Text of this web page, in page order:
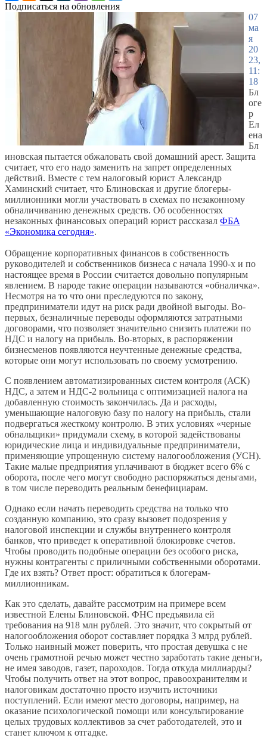
Подписаться на обновления
07
ма
я
20
23,
11:
18
Бл
оге
р
Ел
ена
Бл
иновская пытается обжаловать свой домашний арест. Защита
считает, что его надо заменить на запрет определенных
действий. Вместе с тем налоговый юрист Александр
Хаминский считает, что Блиновская и другие блогеры-
миллионники могли участвовать в схемах по незаконному
обналичиванию денежных средств. Об особенностях
незаконных финансовых операций юрист рассказал ФБА
«Экономика сегодня».
Обращение корпоративных финансов в собственность
руководителей и собственников бизнеса с начала 1990-х и по
настоящее время в России считается довольно популярным
явлением. В народе такие операции называются «обналичка».
Несмотря на то что они преследуются по закону,
предприниматели идут на риск ради двойной выгоды. Во-
первых, безналичные переводы оформляются затратными
договорами, что позволяет значительно снизить платежи по
НДС и налогу на прибыль. Во-вторых, в распоряжении
бизнесменов появляются неучтенные денежные средства,
которые они могут использовать по своему усмотрению.
С появлением автоматизированных систем контроля (АСК)
НДС, а затем и НДС-2 вольница с оптимизацией налога на
добавленную стоимость закончилась. Да и расходы,
уменьшающие налоговую базу по налогу на прибыль, стали
подвергаться жесткому контролю. В этих условиях «черные
обнальщики» придумали схему, в которой задействованы
юридические лица и индивидуальные предприниматели,
применяющие упрощенную систему налогообложения (УСН).
Такие малые предприятия уплачивают в бюджет всего 6% с
оборота, после чего могут свободно распоряжаться деньгами,
в том числе переводить реальным бенефициарам.
Однако если начать переводить средства на только что
созданную компанию, это сразу вызовет подозрения у
налоговой инспекции и службы внутреннего контроля
банков, что приведет к оперативной блокировке счетов.
Чтобы проводить подобные операции без особого риска,
нужны контрагенты с приличными собственными оборотами.
Где их взять? Ответ прост: обратиться к блогерам-
миллионникам.
Как это сделать, давайте рассмотрим на примере всем
известной Елены Блиновской. ФНС предъявила ей
требования на 918 млн рублей. Это значит, что сокрытый от
налогообложения оборот составляет порядка 3 млрд рублей.
Только наивный может поверить, что простая девушка с не
очень грамотной речью может честно заработать такие деньги,
не имея заводов, газет, пароходов. Тогда откуда миллиарды?
Чтобы получить ответ на этот вопрос, правоохранителям и
налоговикам достаточно просто изучить источники
поступлений. Если имеют место договоры, например, на
оказание психологической помощи или консультирование
целых трудовых коллективов за счет работодателей, это и
станет ключом к отгадке.